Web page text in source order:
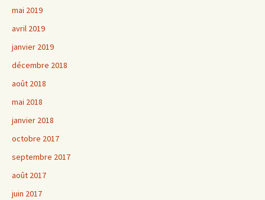
mai 2019
avril 2019
janvier 2019
décembre 2018
août 2018
mai 2018
janvier 2018
octobre 2017
septembre 2017
août 2017
juin 2017